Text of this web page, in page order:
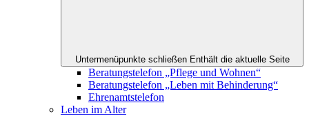
Untermenüpunkte schließen Enthält die aktuelle Seite
Beratungstelefon „Pflege und Wohnen“
Beratungstelefon „Leben mit Behinderung“
Ehrenamtstelefon
Leben im Alter